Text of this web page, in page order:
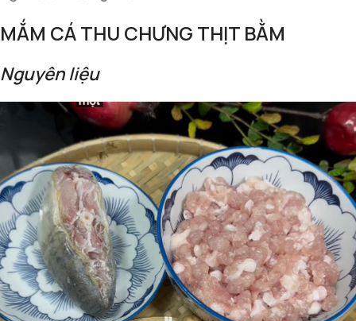
MẮM CÁ THU CHƯNG THỊT BẰM
Nguyên liệu